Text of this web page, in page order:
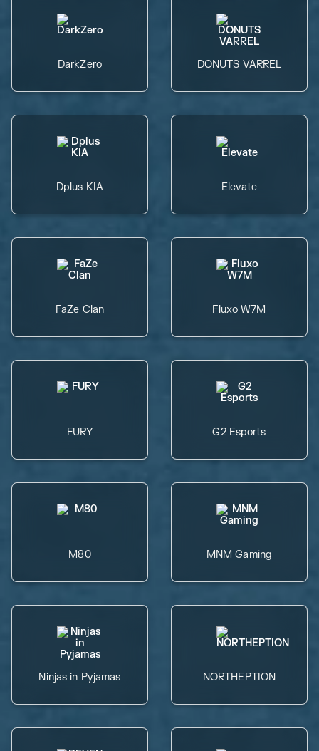
DarkZero DONUTS VARREL
Dplus KIA Elevate
FaZe Clan Fluxo W7M
FURY G2 Esports
M80 MNM Gaming
Ninjas in Pyjamas NORTHEPTION